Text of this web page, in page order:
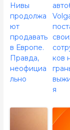
Нивы
продолжа
ют
продавать
в Европе.
Правда,
неофициа
льно
ков
я